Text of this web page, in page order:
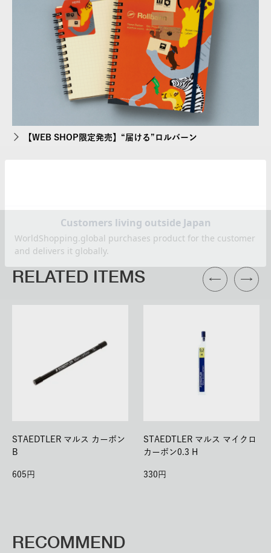
【WEB SHOP限定発売】“届ける”ロルバーン
RELATED ITEMS
STAEDTLER マルス カーボン
B
605
STAEDTLER マルス マイクロ
カーボン0.3 H
330
RECOMMEND